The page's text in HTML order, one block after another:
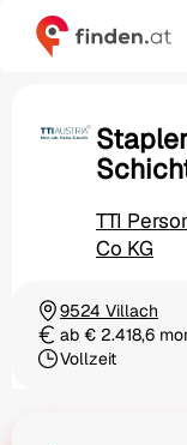
TTI
Co KG
Ortschaft
9524 Villach
Gehaltab € 2.418,6
Beschäftigungsart
Vollzeit